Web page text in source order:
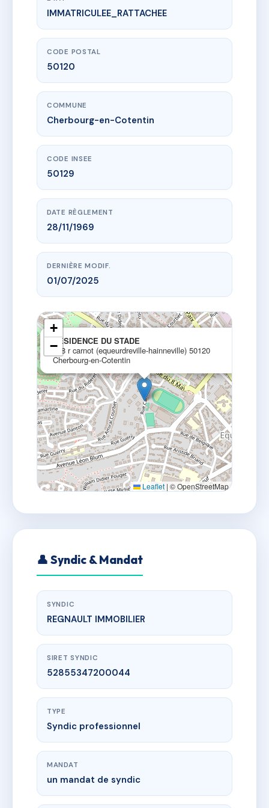
www.vme.plus/AD5761325
RESIDENCE DU STADE
118 r carnot (equeurdreville-hainneville)
50120 Cherbourg-en-Cotentin
IMMATRICULEE_RATTACHEE
CODE POSTAL
50120
COMMUNE
Cherbourg-en-Cotentin
CODE INSEE
50129
DATE RÈGLEMENT
28/11/1969
DERNIÈRE MODIF.
01/07/2025
RESIDENCE DU STADE
118 r carnot (equeurdreville-hainneville) 50120
Cherbourg-en-Cotentin
+
−
Leaflet | © OpenStreetMap
👤 Syndic & Mandat
SYNDIC
REGNAULT IMMOBILIER
SIRET SYNDIC
52855347200044
TYPE
Syndic professionnel
MANDAT
un mandat de syndic